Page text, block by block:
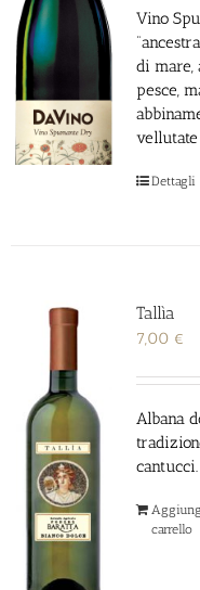
Vino
di mare,
pesce,
Dettagli
Tallìa
7,00 €
Albana
cantucci.
carrello